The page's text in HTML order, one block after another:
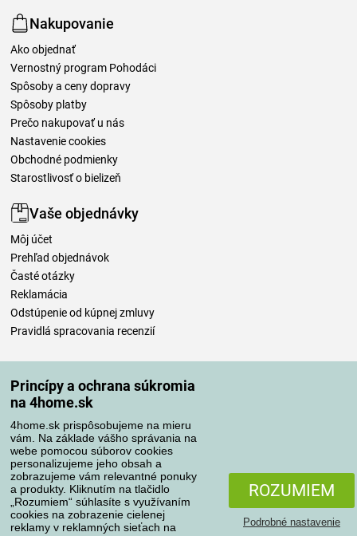
Princípy a ochrana súkromia
na 4home.sk
4home.sk prispôsobujeme na mieru
vám. Na základe vášho správania na
webe pomocou súborov cookies
personalizujeme jeho obsah a
zobrazujeme vám relevantné ponuky
a produkty. Kliknutím na tlačidlo
„Rozumiem“ súhlasíte s využívaním
cookies na zobrazenie cielenej
reklamy v reklamných sieťach na
ROZUMIEM
Podrobné nastavenie
Nakupovanie
Ako objednať
Vernostný program Pohodáci
Spôsoby a ceny dopravy
Spôsoby platby
Prečo nakupovať u nás
Nastavenie cookies
Obchodné podmienky
Starostlivosť o bielizeň
Vaše objednávky
Môj účet
Prehľad objednávok
Časté otázky
Reklamácia
Odstúpenie od kúpnej zmluvy
Pravidlá spracovania recenzií
Spôsoby platby
Spoľahlivý obchod